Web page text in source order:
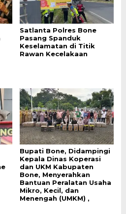
Satlanta Polres Bone
Pasang Spanduk
Keselamatan di Titik
Rawan Kecelakaan
Bupati Bone, Didampingi
Kepala Dinas Koperasi
dan UKM Kabupaten
Bone, Menyerahkan
Bantuan Peralatan Usaha
Mikro, Kecil, dan
Menengah (UMKM) ,